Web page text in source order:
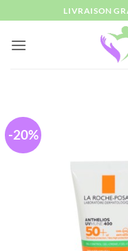
au
contenu
LIVRAISON
-20%